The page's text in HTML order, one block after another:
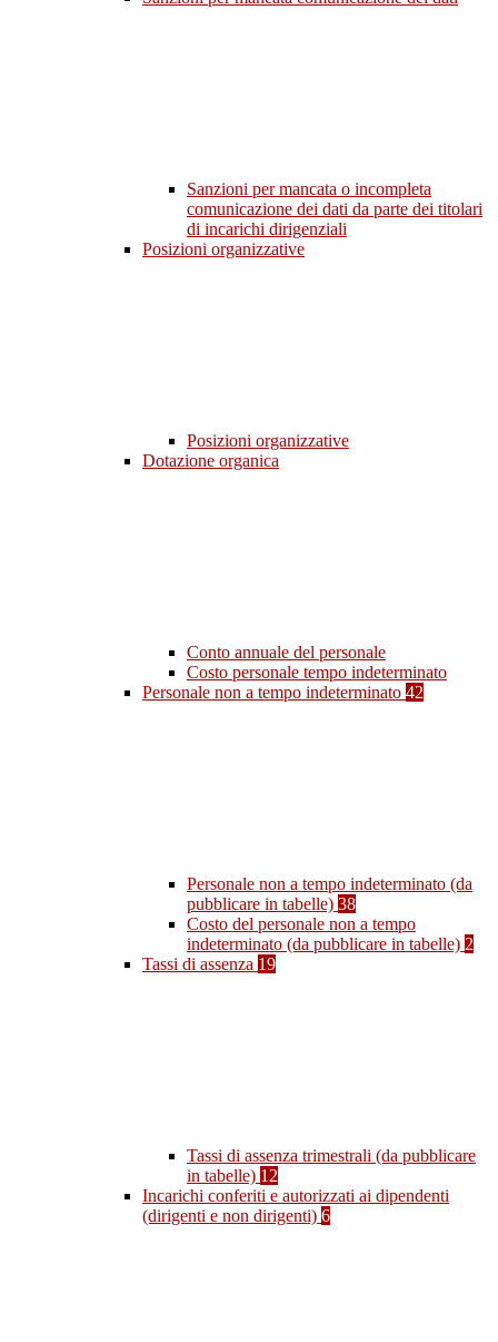
Sanzioni per mancata o incompleta
comunicazione dei dati da parte dei titolari
di incarichi dirigenziali
Posizioni organizzative
Posizioni organizzative
Dotazione organica
Conto annuale del personale
Costo personale tempo indeterminato
Personale non a tempo indeterminato 42
Personale non a tempo indeterminato (da
pubblicare in tabelle) 38
Costo del personale non a tempo
indeterminato (da pubblicare in tabelle) 2
Tassi di assenza 19
Tassi di assenza trimestrali (da pubblicare
in tabelle) 12
Incarichi conferiti e autorizzati ai dipendenti
(dirigenti e non dirigenti) 6